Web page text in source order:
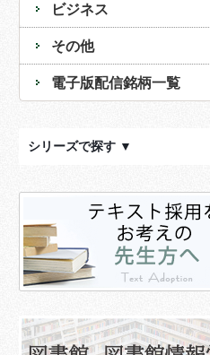
ビジネス
その他
電子版配信銘柄一覧
シリーズで探す ▼